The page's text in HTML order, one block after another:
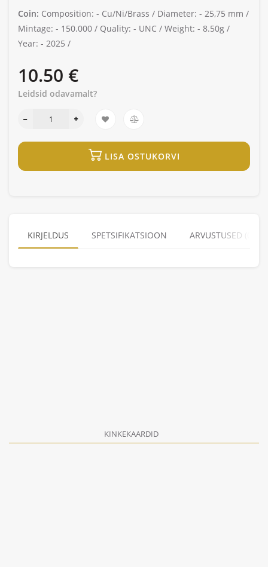
Coin: Composition: - Cu/Ni/Brass / Diameter: - 25,75 mm /
Mintage: - 150.000 / Quality: - UNC / Weight: - 8.50g /
Year: - 2025 /
10.50 €
Leidsid odavamalt?
LISA OSTUKORVI
KIRJELDUS SPETSIFIKATSIOON ARVUSTUSED (0)
KINKEKAARDID